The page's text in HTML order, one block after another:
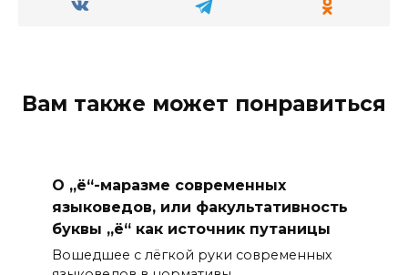
Вам также может понравиться
О „ё“-маразме современных
языковедов, или факультативность
буквы „ё“ как источник путаницы
Вошедшее с лёгкой руки современных